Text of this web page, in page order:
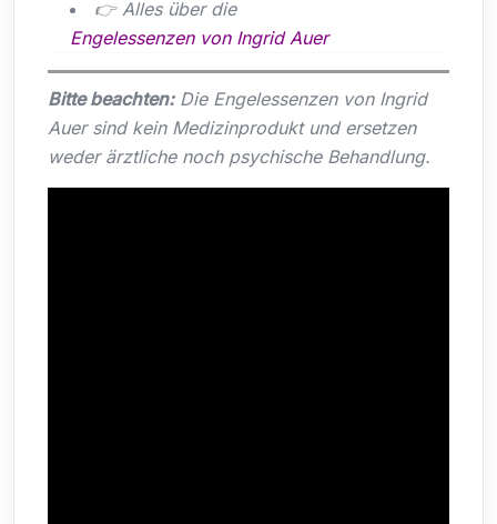
👉 Alles über die
Engelessenzen von Ingrid Auer
Bitte beachten:Die Engelessenzen von Ingrid
Auer sind kein Medizinprodukt und ersetzen
weder ärztliche noch psychische Behandlung.